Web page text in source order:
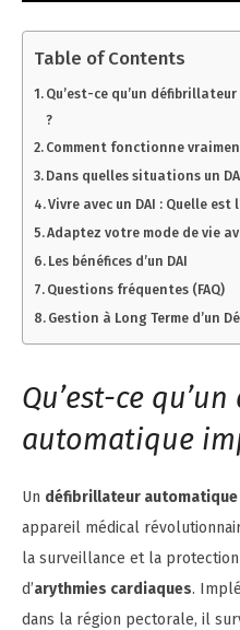
Table of Contents
Qu’est-ce qu’un
?
Comment fonctionne
Dans quelles situations un
Vivre avec un DAI : Quelle est
Adaptez votre mode de vie
Les bénéfices d’un DAI
Questions fréquentes (FAQ)
Gestion à Long Terme d’un
Qu’est-ce
automatique
Un défibrillateur automatique
appareil médical
la surveillance et la
d’arythmies cardiaques.
dans la région pectorale, il